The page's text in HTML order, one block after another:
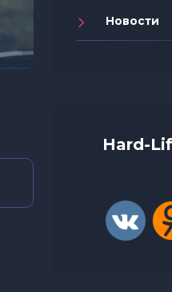
ЯндексНовости
Hard-